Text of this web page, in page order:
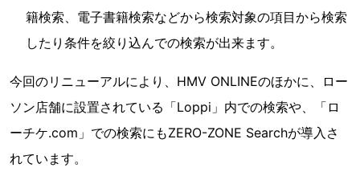
籍検索、電子書籍検索などから検索対象の項目から検索
したり条件を絞り込んでの検索が出来ます。
今回のリニューアルにより、HMV ONLINEのほかに、ロー
ソン店舗に設置されている「Loppi」内での検索や、「ロ
ーチケ.com」での検索にもZERO-ZONE Searchが導入さ
れています。